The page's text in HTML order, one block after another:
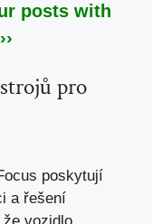
posts with
pro
poskytují
a řešení
vozidlo